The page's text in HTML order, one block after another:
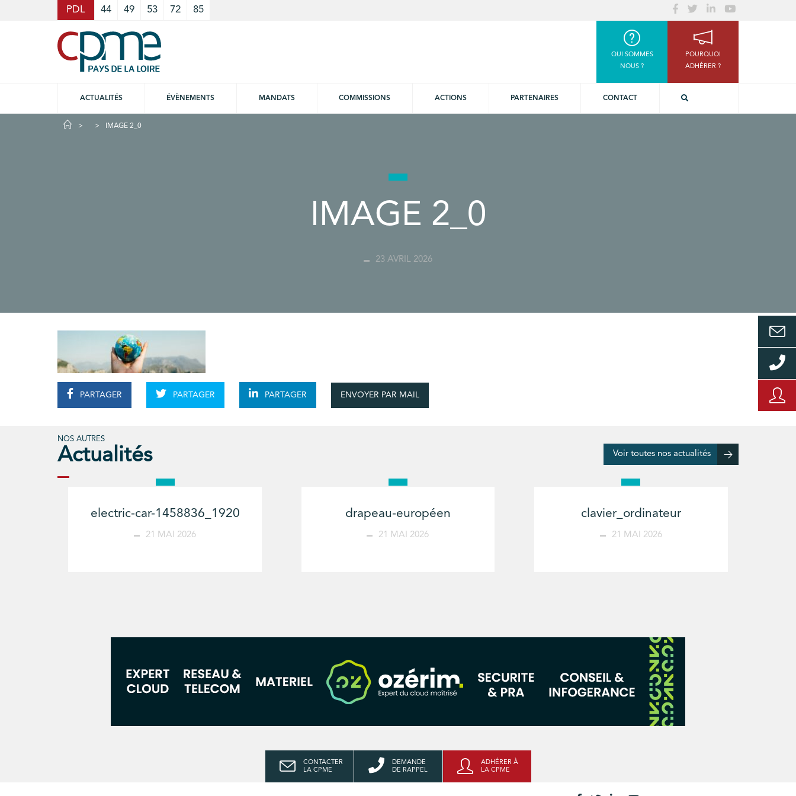
PDL 44 49 53 72 85
QUI SOMMES
NOUS ?
POURQUOI
ADHÉRER ?
ACTUALITÉS ÉVÈNEMENTS MANDATS COMMISSIONS ACTIONS PARTENAIRES CONTACT
IMAGE 2_0
IMAGE 2_0
23 AVRIL 2026
PARTAGER PARTAGER PARTAGER ENVOYER PAR MAIL
NOS AUTRES
Actualités Voir toutes nos actualités
electric-car-1458836_1920
21 MAI 2026
drapeau-européen
21 MAI 2026
clavier_ordinateur
21 MAI 2026
CONTACTER
LA CPME
DEMANDE
DE RAPPEL
ADHÉRER À
LA CPME
Cookies management panel